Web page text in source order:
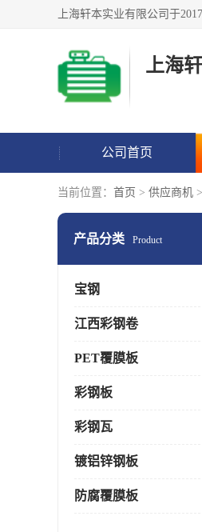
上海
公司首页
当前位置： 首页 > 供应商机 >
产品分类 Product
宝钢
江西彩钢卷
PET覆膜板
彩钢板
彩钢瓦
镀铝锌钢板
防腐覆膜板